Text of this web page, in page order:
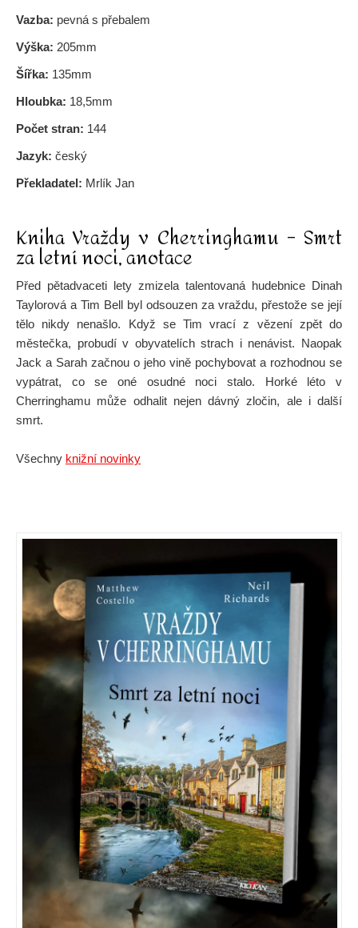
Vazba: pevná s přebalem
Výška: 205mm
Šířka: 135mm
Hloubka: 18,5mm
Počet stran: 144
Jazyk: český
Překladatel: Mrlík Jan
Kniha Vraždy v Cherringhamu – Smrt
za letní noci, anotace
Před pětadvaceti lety zmizela talentovaná hudebnice Dinah
Taylorová a Tim Bell byl odsouzen za vraždu, přestože se její
tělo nikdy nenašlo. Když se Tim vrací z vězení zpět do
městečka, probudí v obyvatelích strach i nenávist. Naopak
Jack a Sarah začnou o jeho vině pochybovat a rozhodnou se
vypátrat, co se oné osudné noci stalo. Horké léto v
Cherringhamu může odhalit nejen dávný zločin, ale i další
smrt.
Všechny knižní novinky